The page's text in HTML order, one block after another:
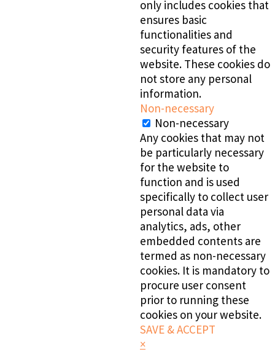
only includes cookies that
ensures basic
functionalities and
security features of the
website. These cookies do
not store any personal
information.
Non-necessary
Non-necessary
Any cookies that may not
be particularly necessary
for the website to
function and is used
specifically to collect user
personal data via
analytics, ads, other
embedded contents are
termed as non-necessary
cookies. It is mandatory to
procure user consent
prior to running these
cookies on your website.
SAVE & ACCEPT
×